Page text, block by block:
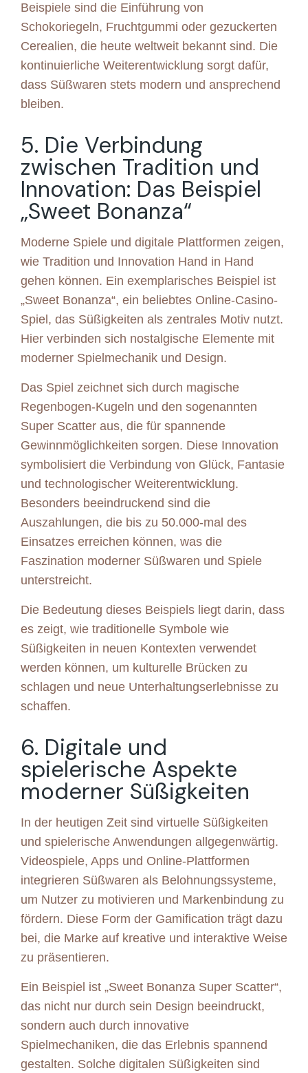
Beispiele sind die Einführung von
Schokoriegeln, Fruchtgummi oder gezuckerten
Cerealien, die heute weltweit bekannt sind. Die
kontinuierliche Weiterentwicklung sorgt dafür,
dass Süßwaren stets modern und ansprechend
bleiben.
5. Die Verbindung
zwischen Tradition und
Innovation: Das Beispiel
„Sweet Bonanza“
Moderne Spiele und digitale Plattformen zeigen,
wie Tradition und Innovation Hand in Hand
gehen können. Ein exemplarisches Beispiel ist
„Sweet Bonanza“, ein beliebtes Online-Casino-
Spiel, das Süßigkeiten als zentrales Motiv nutzt.
Hier verbinden sich nostalgische Elemente mit
moderner Spielmechanik und Design.
Das Spiel zeichnet sich durch magische
Regenbogen-Kugeln und den sogenannten
Super Scatter aus, die für spannende
Gewinnmöglichkeiten sorgen. Diese Innovation
symbolisiert die Verbindung von Glück, Fantasie
und technologischer Weiterentwicklung.
Besonders beeindruckend sind die
Auszahlungen, die bis zu 50.000-mal des
Einsatzes erreichen können, was die
Faszination moderner Süßwaren und Spiele
unterstreicht.
Die Bedeutung dieses Beispiels liegt darin, dass
es zeigt, wie traditionelle Symbole wie
Süßigkeiten in neuen Kontexten verwendet
werden können, um kulturelle Brücken zu
schlagen und neue Unterhaltungserlebnisse zu
schaffen.
6. Digitale und
spielerische Aspekte
moderner Süßigkeiten
In der heutigen Zeit sind virtuelle Süßigkeiten
und spielerische Anwendungen allgegenwärtig.
Videospiele, Apps und Online-Plattformen
integrieren Süßwaren als Belohnungssysteme,
um Nutzer zu motivieren und Markenbindung zu
fördern. Diese Form der Gamification trägt dazu
bei, die Marke auf kreative und interaktive Weise
zu präsentieren.
Ein Beispiel ist „Sweet Bonanza Super Scatter“,
das nicht nur durch sein Design beeindruckt,
sondern auch durch innovative
Spielmechaniken, die das Erlebnis spannend
gestalten. Solche digitalen Süßigkeiten sind